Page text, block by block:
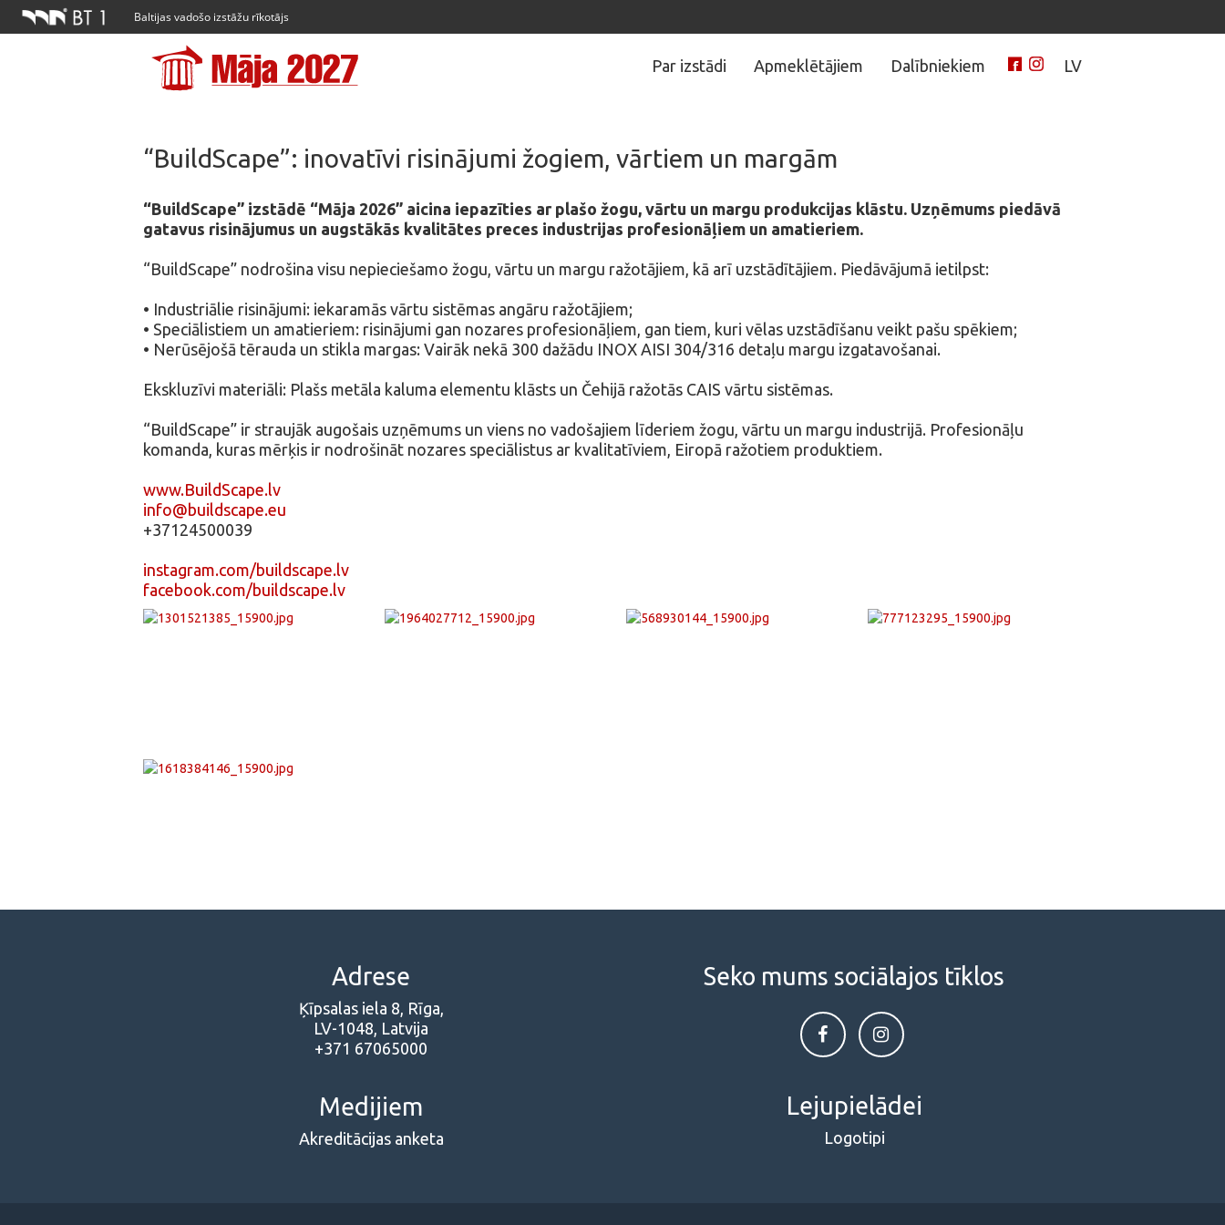
Baltijas vadošo izstāžu rīkotājs
Par izstādi Apmeklētājiem Dalībniekiem LV
“BuildScape”: inovatīvi risinājumi žogiem, vārtiem un margām
“BuildScape” izstādē “Māja 2026” aicina iepazīties ar plašo žogu, vārtu un margu produkcijas klāstu. Uzņēmums piedāvā
gatavus risinājumus un augstākās kvalitātes preces industrijas profesionāļiem un amatieriem.
“BuildScape” nodrošina visu nepieciešamo žogu, vārtu un margu ražotājiem, kā arī uzstādītājiem. Piedāvājumā ietilpst:
• Industriālie risinājumi: iekaramās vārtu sistēmas angāru ražotājiem;
• Speciālistiem un amatieriem: risinājumi gan nozares profesionāļiem, gan tiem, kuri vēlas uzstādīšanu veikt pašu spēkiem;
• Nerūsējošā tērauda un stikla margas: Vairāk nekā 300 dažādu INOX AISI 304/316 detaļu margu izgatavošanai.
Ekskluzīvi materiāli: Plašs metāla kaluma elementu klāsts un Čehijā ražotās CAIS vārtu sistēmas.
“BuildScape” ir straujāk augošais uzņēmums un viens no vadošajiem līderiem žogu, vārtu un margu industrijā. Profesionāļu
komanda, kuras mērķis ir nodrošināt nozares speciālistus ar kvalitatīviem, Eiropā ražotiem produktiem.
www.BuildScape.lv
info@buildscape.eu
+37124500039
instagram.com/buildscape.lv
facebook.com/buildscape.lv
Adrese
Ķīpsalas iela 8, Rīga,
LV-1048, Latvija
+371 67065000
Medijiem
Akreditācijas anketa
Seko mums sociālajos tīklos
Lejupielādei
Logotipi